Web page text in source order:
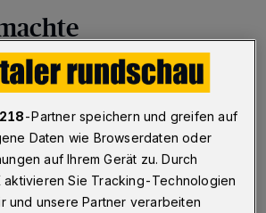
und -zustände“
„endlich und kurzfristig für einen
der noch notwendigen Arbeiten im
von Elberfeld zu sorgen.
218-Partner speichern und greifen auf
Daten wie Browserdaten oder
auf Ihrem Gerät zu. Durch
aktivieren Sie Tracking-Technologien
und unsere Partner verarbeiten